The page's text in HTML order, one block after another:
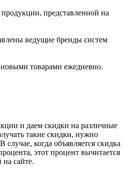
представленной на
ведущие бренды систем
товарами ежедневно.
и даем скидки на различные
такие скидки, нужно
когда объявляется скидка
этот процент вычитается
на сайте.